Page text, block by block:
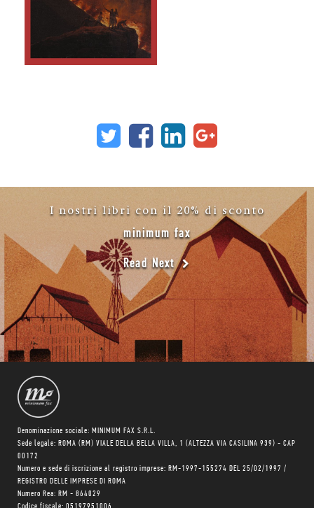
I nostri libri con il 20% di sconto
minimum fax
Read Next
Denominazione sociale: MINIMUM FAX S.R.L.
Sede legale: ROMA (RM) VIALE DELLA BELLA VILLA, 1 (ALTEZZA VIA CASILINA 939) - CAP
00172
Numero e sede di iscrizione al registro imprese: RM-1997-155274 DEL 25/02/1997 /
REGISTRO DELLE IMPRESE DI ROMA
Numero Rea: RM - 864029